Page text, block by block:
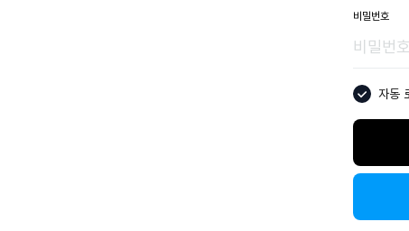
비밀번호
자동